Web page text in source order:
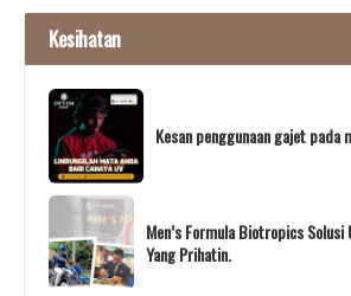
Kesihatan
Kesan penggunaan gajet pada
Men’s Formula Biotropics
Yang Prihatin.